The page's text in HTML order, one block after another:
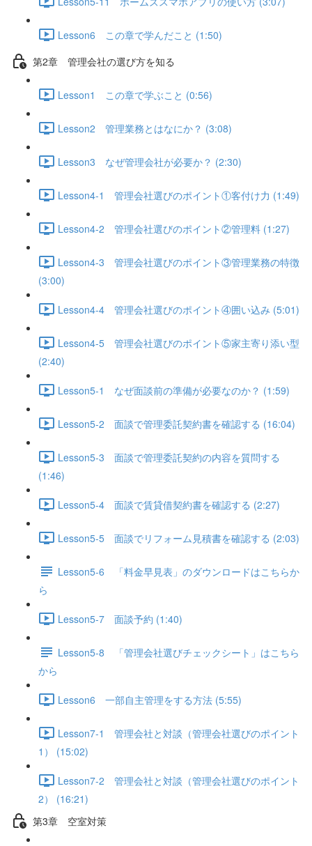
Lesson6 この章で学んだこと (1:50)
第2章 管理会社の選び方を知る
Lesson1 この章で学ぶこと (0:56)
Lesson2 管理業務とはなにか？ (3:08)
Lesson3 なぜ管理会社が必要か？ (2:30)
Lesson4-1 管理会社選びのポイント①客付け力 (1:49)
Lesson4-2 管理会社選びのポイント②管理料 (1:27)
Lesson4-3 管理会社選びのポイント③管理業務の特徴
(3:00)
Lesson4-4 管理会社選びのポイント④囲い込み (5:01)
Lesson4-5 管理会社選びのポイント⑤家主寄り添い型
(2:40)
Lesson5-1 なぜ面談前の準備が必要なのか？ (1:59)
Lesson5-2 面談で管理委託契約書を確認する (16:04)
Lesson5-3 面談で管理委託契約の内容を質問する
(1:46)
Lesson5-4 面談で賃貸借契約書を確認する (2:27)
Lesson5-5 面談でリフォーム見積書を確認する (2:03)
Lesson5-6 「料金早見表」のダウンロードはこちらか
ら
Lesson5-7 面談予約 (1:40)
Lesson5-8 「管理会社選びチェックシート」はこちら
から
Lesson6 一部自主管理をする方法 (5:55)
Lesson7-1 管理会社と対談（管理会社選びのポイント
1） (15:02)
Lesson7-2 管理会社と対談（管理会社選びのポイント
2） (16:21)
第3章 空室対策